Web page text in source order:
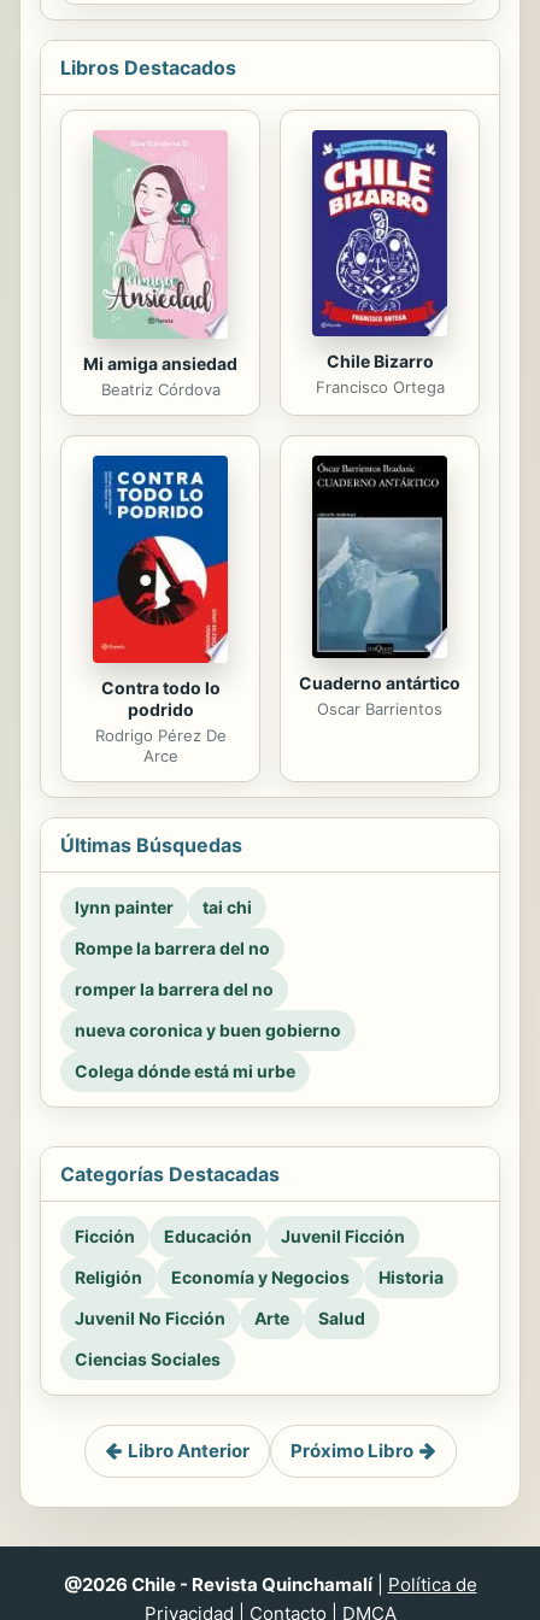
hoy conocemos como Cádiz, en
disfrutar mientras se recorre, sin...
favorita de la A a la Z!
Libros Destacados
Mi amiga ansiedad
Beatriz Córdova
Chile Bizarro
Francisco Ortega
Contra todo lo
podrido
Rodrigo Pérez De
Arce
Cuaderno antártico
Oscar Barrientos
Últimas Búsquedas
lynn painter
tai chi
Rompe la barrera del no
romper la barrera del no
nueva coronica y buen gobierno
Colega dónde está mi urbe
Categorías Destacadas
Ficción Educación
Juvenil Ficción
Religión
Economía y Negocios
Historia
Juvenil No Ficción
Arte
Salud
Ciencias Sociales
Libro Anterior Próximo Libro
@2026 Chile - Revista Quinchamalí| Política de
Privacidad
Contacto DMCA